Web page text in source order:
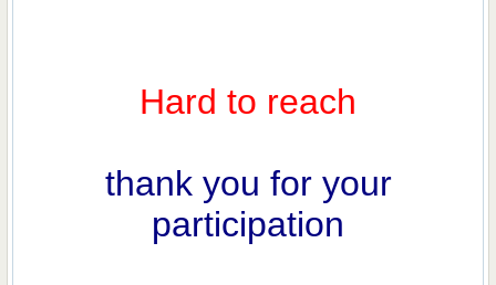
Hard to reach
thank you for your
participation